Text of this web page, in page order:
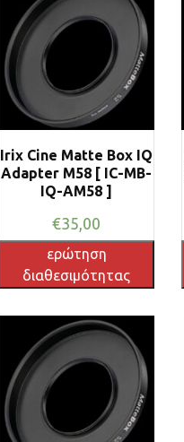
Irix Cine Matte Box IQ
Adapter M58 [ IC-MB-
IQ-AM58 ]
€35,00
ερώτηση
διαθεσιμότητας